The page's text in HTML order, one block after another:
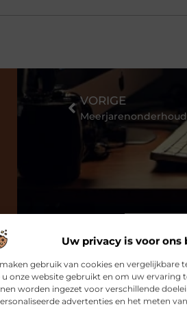
Uw privacy is voor
gebruik van cookies en vergelijkbare
u onze website gebruikt en om uw ervaring
worden ingezet voor verschillende
advertenties en het meten
VORIGE